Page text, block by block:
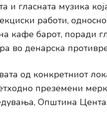
и гласната музика
работи,
кафе барот, поради
во денарска
од конкретниот
преземени
Општина